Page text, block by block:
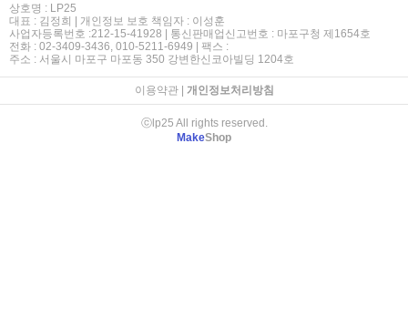
상호명 : LP25
대표 : 김정희 | 개인정보 보호 책임자 : 이성훈
사업자등록번호 :212-15-41928 | 통신판매업신고번호 : 마포구청 제1654호
전화 : 02-3409-3436, 010-5211-6949 | 팩스 :
주소 : 서울시 마포구 마포동 350 강변한신코아빌딩 1204호
이용약관| 개인정보처리방침
ⓒlp25 All rights reserved.
MakeShop